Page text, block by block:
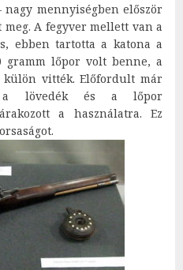
mennyiségben először
A fegyver mellett van a
ebben tartotta a katona a
gramm lőpor volt benne, a
külön vitték. Előfordult már
lövedék és a lőpor
a használatra. Ez